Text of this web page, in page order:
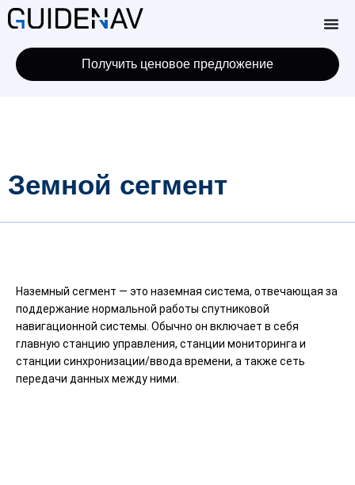
Получить ценовое предложение
Земной сегмент
Наземный сегмент — это наземная система, отвечающая за
поддержание нормальной работы спутниковой
навигационной системы. Обычно он включает в себя
главную станцию ​​управления, станции мониторинга и
станции синхронизации/ввода времени, а также сеть
передачи данных между ними.